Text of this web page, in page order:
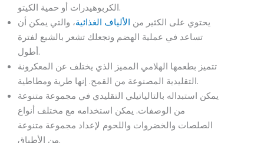
الكربوهيدرات أو حمية الكيتو.
يحتوي على الكثير من الألياف الغذائية، والتي يمكن أن
تساعد في عملية الهضم وتجعلك تشعر بالشبع لفترة
أطول.
تتميز بطعمها الهلامي المميز الذي يختلف عن المعكرونة
التقليدية المصنوعة من القمح. إنها طرية ومطاطية.
يمكن استبداله بالتالياتيلي التقليدي في مجموعة متنوعة
من الوصفات. يمكن استخدامه مع مختلف أنواع
الصلصات والخضروات واللحوم لإعداد مجموعة متنوعة
من الأطباق.